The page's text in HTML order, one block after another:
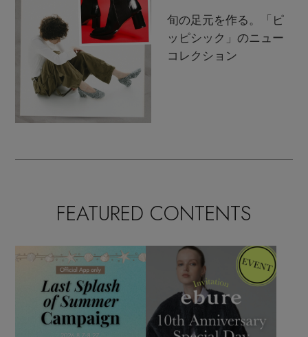
旬の足元を作る。「ピ
ッピシック」のニュー
コレクション
FEATURED CONTENTS